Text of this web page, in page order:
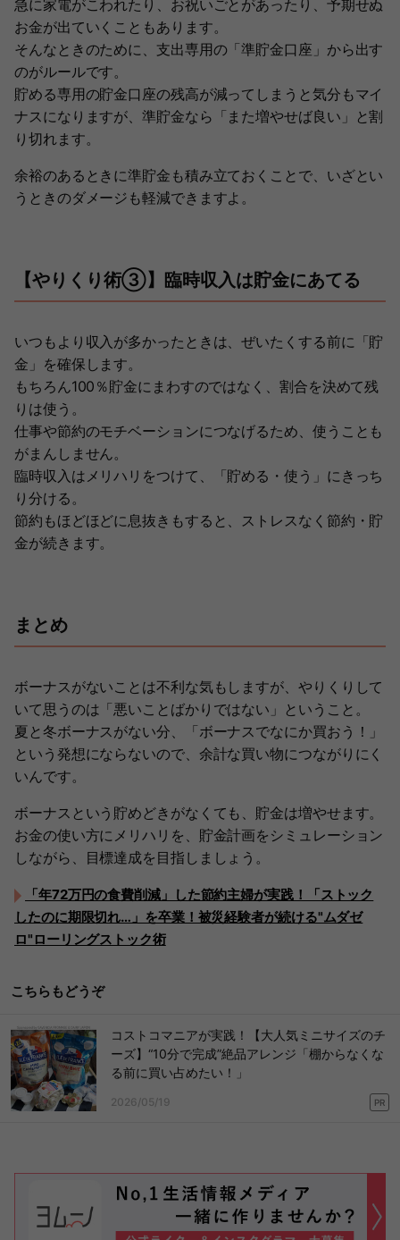
急に家電がこわれたり、お祝いごとがあったり、予期せぬ
お金が出ていくこともあります。
そんなときのために、支出専用の「準貯金口座」から出す
のがルールです。
貯める専用の貯金口座の残高が減ってしまうと気分もマイ
ナスになりますが、準貯金なら「また増やせば良い」と割
り切れます。
余裕のあるときに準貯金も積み立ておくことで、いざとい
うときのダメージも軽減できますよ。
【やりくり術③】臨時収入は貯金にあてる
いつもより収入が多かったときは、ぜいたくする前に「貯
金」を確保します。
もちろん100％貯金にまわすのではなく、割合を決めて残
りは使う。
仕事や節約のモチベーションにつなげるため、使うことも
がまんしません。
臨時収入はメリハリをつけて、「貯める・使う」にきっち
り分ける。
節約もほどほどに息抜きもすると、ストレスなく節約・貯
金が続きます。
まとめ
ボーナスがないことは不利な気もしますが、やりくりして
いて思うのは「悪いことばかりではない」ということ。
夏と冬ボーナスがない分、「ボーナスでなにか買おう！」
という発想にならないので、余計な買い物につながりにく
いんです。
ボーナスという貯めどきがなくても、貯金は増やせます。
お金の使い方にメリハリを、貯金計画をシミュレーション
しながら、目標達成を目指しましょう。
「年72万円の食費削減」した節約主婦が実践！「ストック
したのに期限切れ…」を卒業！被災経験者が続ける"ムダゼ
ロ"ローリングストック術
こちらもどうぞ
コストコマニアが実践！【大人気ミニサイズのチ
ーズ】“10分で完成”絶品アレンジ「棚からなくな
る前に買い占めたい！」
2026/05/19 PR